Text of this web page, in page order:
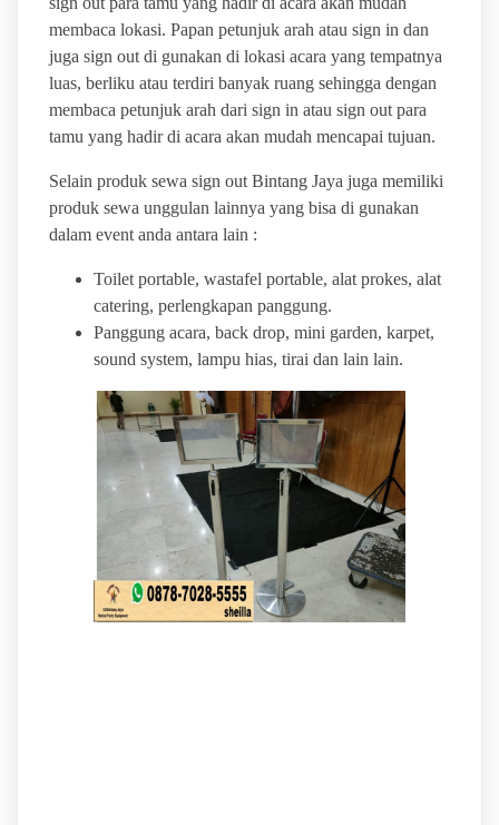
membaca lokasi. Papan petunjuk arah atau sign in dan
juga sign out di gunakan di lokasi acara yang tempatnya
luas, berliku atau terdiri banyak ruang sehingga dengan
membaca petunjuk arah dari sign in atau sign out para
tamu yang hadir di acara akan mudah mencapai tujuan.
Selain produk sewa sign out Bintang Jaya juga memiliki
produk sewa unggulan lainnya yang bisa di gunakan
dalam event anda antara lain :
Toilet portable, wastafel portable, alat prokes, alat
catering, perlengkapan panggung.
Panggung acara, back drop, mini garden, karpet,
sound system, lampu hias, tirai dan lain lain.